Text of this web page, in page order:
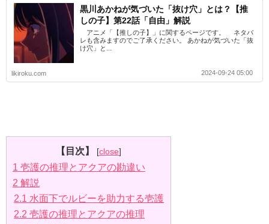
黒川あかねが気づいた「抜け穴」とは？【推
しの子】第22話「自由」解説
アニメ「【推しの子】」に関するページです。 ネタバ
レも含みますのでご了承ください。 あかねが気づいた「抜
け穴」と...
likiroku.com 2024-09-24 05:00
【目次】 [close]
1 壱護の推理とアクアの勘違い
2 解説
2.1 水面下でルビーを助力する壱護
2.2 壱護の推理とアクアの推理